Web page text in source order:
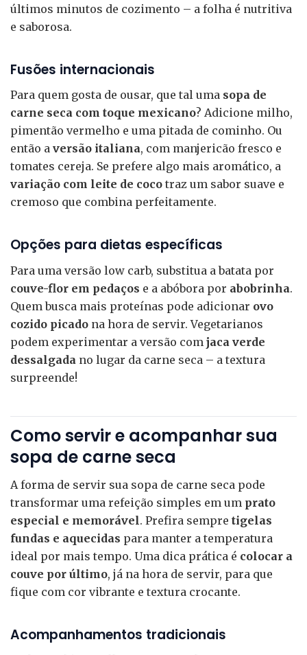
últimos minutos de cozimento – a folha é nutritiva
e saborosa.
Fusões internacionais
Para quem gosta de ousar, que tal uma sopa de
carne seca com toque mexicano? Adicione milho,
pimentão vermelho e uma pitada de cominho. Ou
então a versão italiana, com manjericão fresco e
tomates cereja. Se prefere algo mais aromático, a
variação com leite de coco traz um sabor suave e
cremoso que combina perfeitamente.
Opções para dietas específicas
Para uma versão low carb, substitua a batata por
couve-flor em pedaços e a abóbora por abobrinha.
Quem busca mais proteínas pode adicionar ovo
cozido picado na hora de servir. Vegetarianos
podem experimentar a versão com jaca verde
dessalgada no lugar da carne seca – a textura
surpreende!
Como servir e acompanhar sua
sopa de carne seca
A forma de servir sua sopa de carne seca pode
transformar uma refeição simples em um prato
especial e memorável. Prefira sempre tigelas
fundas e aquecidas para manter a temperatura
ideal por mais tempo. Uma dica prática é colocar a
couve por último, já na hora de servir, para que
fique com cor vibrante e textura crocante.
Acompanhamentos tradicionais